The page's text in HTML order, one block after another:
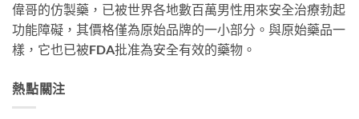
偉哥的仿製藥，已被世界各地數百萬男性用來安全治療勃起
功能障礙，其價格僅為原始品牌的一小部分。與原始藥品一
樣，它也已被FDA批准為安全有效的藥物。
熱點關注